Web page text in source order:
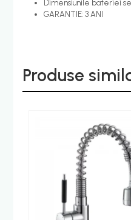
Bara sprijin - dizabilitati
Sifoane evacuare
Evacuare cada-dus
Accesorii bucatarie
Improspatare aer
Gradina Terasa Camping
Accesorii camping gaz
Dimensiunile bateriei
GARANTIE: 3 ANI
Produse